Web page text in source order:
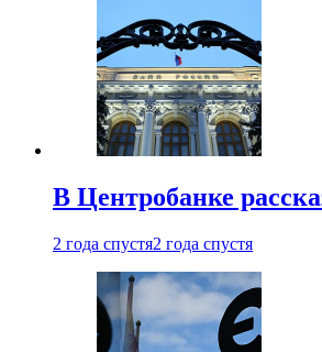
В Центробанке
2 года спустя2 года спустя